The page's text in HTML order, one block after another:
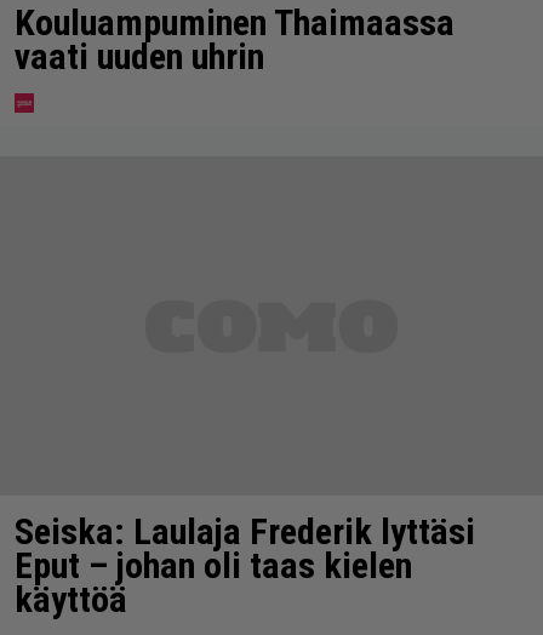
Kouluampuminen Thaimaassa
vaati uuden uhrin
Seiska: Laulaja Frederik lyttäsi
Eput – johan oli taas kielen
käyttöä